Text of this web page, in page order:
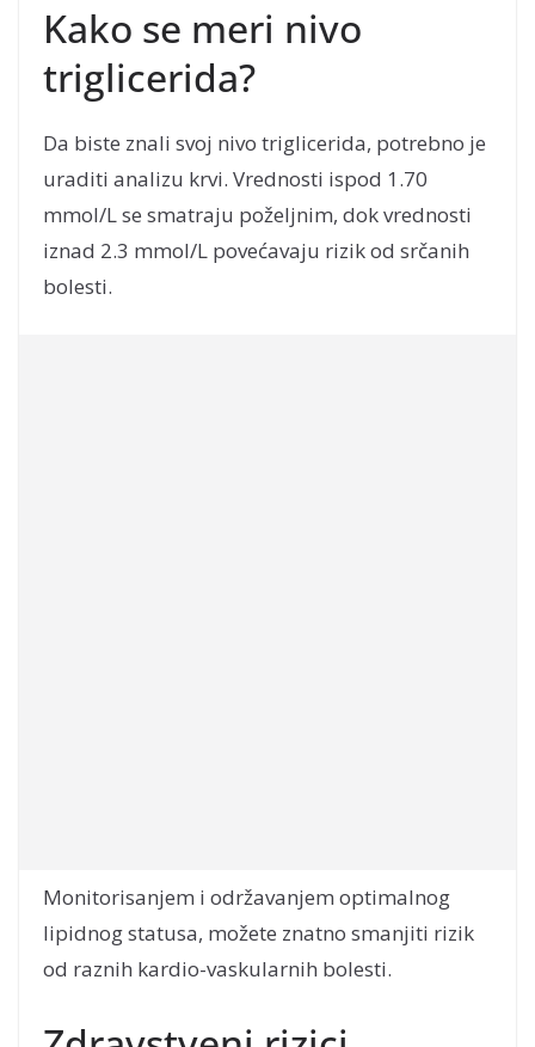
Kako se meri nivo
triglicerida?
Da biste znali svoj nivo triglicerida, potrebno je
uraditi analizu krvi. Vrednosti ispod 1.70
mmol/L se smatraju poželjnim, dok vrednosti
iznad 2.3 mmol/L povećavaju rizik od srčanih
bolesti.
Monitorisanjem i održavanjem optimalnog
lipidnog statusa, možete znatno smanjiti rizik
od raznih kardio-vaskularnih bolesti.